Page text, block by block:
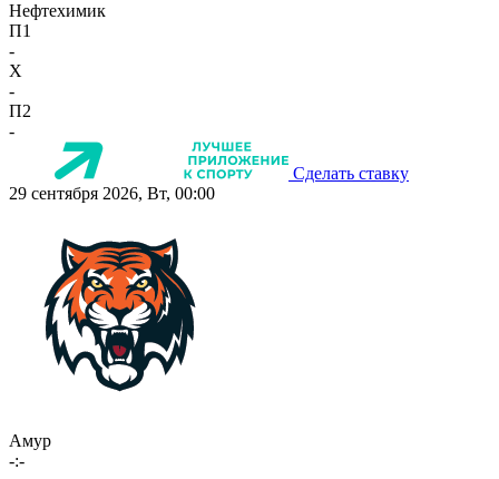
Нефтехимик
П1
-
X
-
П2
-
Сделать ставку
29 сентября 2026, Вт, 00:00
Амур
-:-